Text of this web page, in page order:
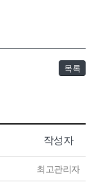
목록
작성자
최고관리자